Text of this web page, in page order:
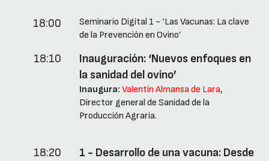
18:00
Seminario Digital 1 - ‘Las Vacunas: La clave
de la Prevención en Ovino’
18:10
Inauguración: ‘Nuevos enfoques en
la sanidad del ovino’
Inaugura: Valentín Almansa de Lara,
Director general de Sanidad de la
Producción Agraria.
18:20
1 - Desarrollo de una vacuna: Desde